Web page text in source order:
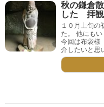
秋の鎌倉
した 拝
１０月上旬の
た。 他にもい
今回は布袋様
介したいと思